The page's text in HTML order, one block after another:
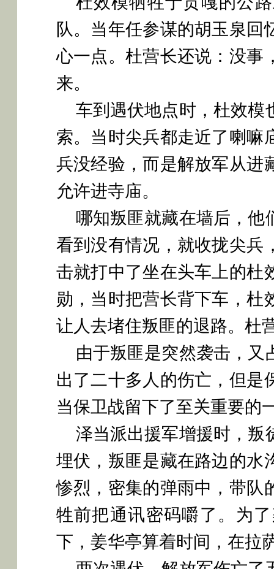
队。当年任参谋的胡玉泉回
心一点。杜营长还说：没事
来。
车到遇伏地点时，杜效模
索。当时尖兵都走近了喇嘛
兵没经验，而是解放军从进
允许进寺庙。
哪知叛匪就藏在墙后，他
看到没有情况，就收拢尖兵
击就打中了坐在头车上的杜
勋，当时把营长背下车，杜
让人去堵住叛匪的退路。杜
由于叛匪是突然袭击，又
出了二十多人的伤亡，但是
当保卫战留下了至关重要的
泽当派出援军增援时，叛
埋伏，叛匪是藏在路边的水
惨烈，密集的弹雨中，带队
牲前把通讯密码嚼了。为
下，姜华亭算着时间，在拉